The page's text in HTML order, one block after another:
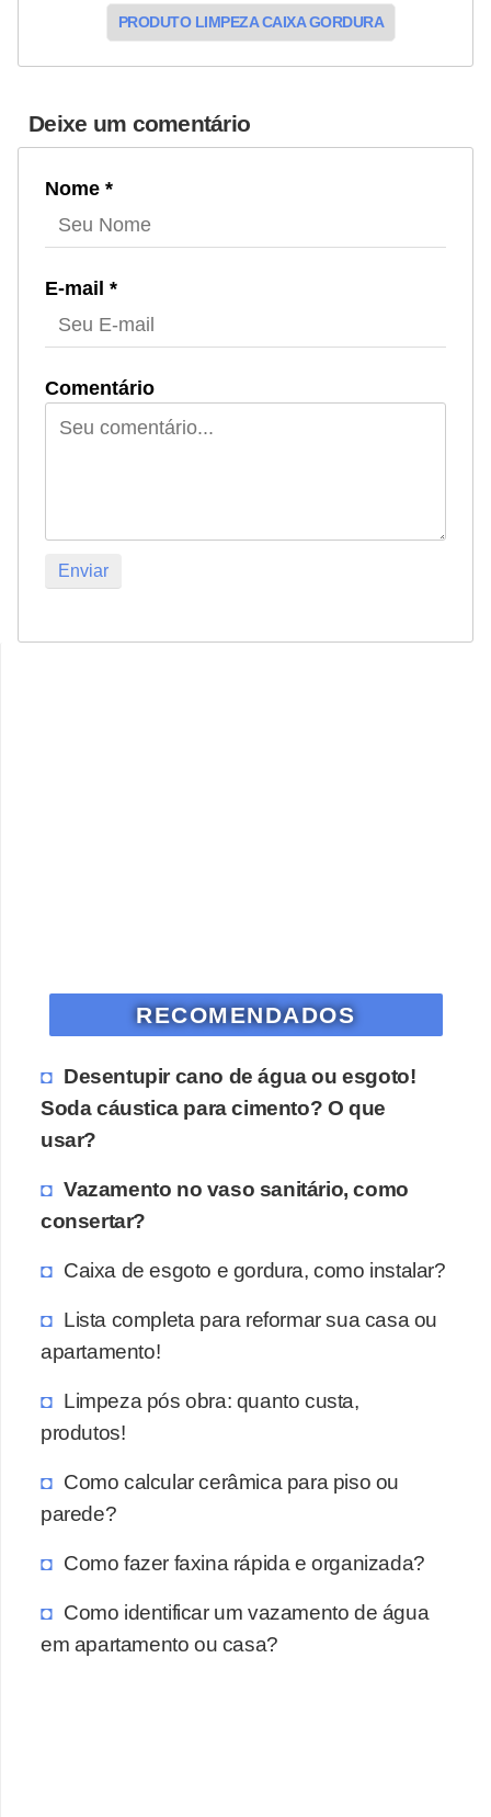
PRODUTO LIMPEZA CAIXA GORDURA
Deixe um comentário
Nome *
E-mail *
Comentário
RECOMENDADOS
Desentupir cano de água ou esgoto!
Soda cáustica para cimento? O que
usar?
Vazamento no vaso sanitário, como
consertar?
Caixa de esgoto e gordura, como instalar?
Lista completa para reformar sua casa ou
apartamento!
Limpeza pós obra: quanto custa,
produtos!
Como calcular cerâmica para piso ou
parede?
Como fazer faxina rápida e organizada?
Como identificar um vazamento de água
em apartamento ou casa?